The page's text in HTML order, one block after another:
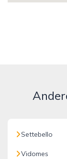
Settebello
Vidomes